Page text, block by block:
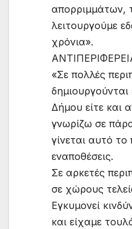
απορριμμάτων,
λειτουργούμε
χρόνια».
«Σε πολλές
Δήμου είτε και
γνωρίζω σε
γίνεται αυτό
εναποθέσεις.
Σε αρκετές
σε χώρους
Εγκυμονεί
και είχαμε